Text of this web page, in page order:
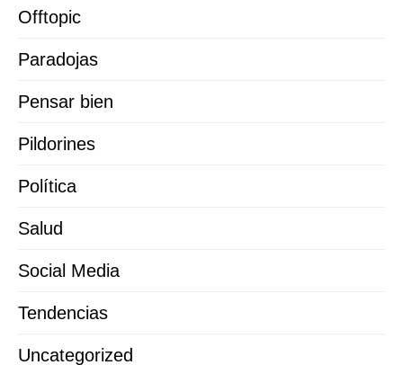
Offtopic
Paradojas
Pensar bien
Pildorines
Política
Salud
Social Media
Tendencias
Uncategorized